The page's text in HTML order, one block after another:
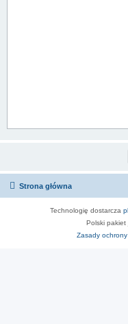
Strona główna
Technologię dostarcza
Polski pakiet
Zasady